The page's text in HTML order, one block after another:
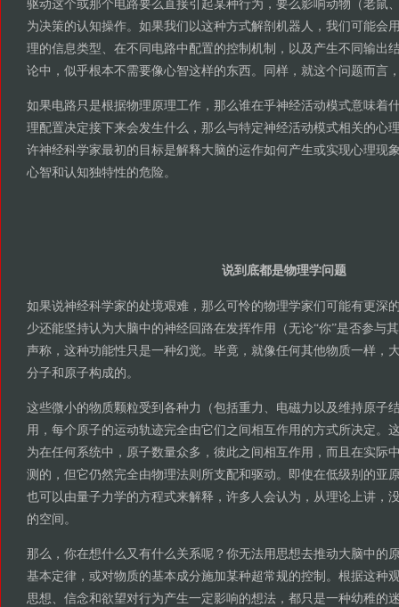
驱动这个或那个电路要么直接引起某种行为，要么影响动物（老鼠
为决策的认知操作。如果我们以这种方式解剖机器人，我们可能会
理的信息类型、在不同电路中配置的控制机制，以及产生不同输出
论中，似乎根本不需要像心智这样的东西。同样，就这个问题而言
如果电路只是根据物理原理工作，那么谁在乎神经活动模式意味着
理配置决定接下来会发生什么，那么与特定神经活动模式相关的心
许神经科学家最初的目标是解释大脑的运作如何产生或实现心理现
心智和认知独特性的危险。
说到底都是物理学问题
如果说神经科学家的处境艰难，那么可怜的物理学家们可能有更深
少还能坚持认为大脑中的神经回路在发挥作用（无论“你”是否参与
声称，这种功能性只是一种幻觉。毕竟，就像任何其他物质一样，
分子和原子构成的。
这些微小的物质颗粒受到各种力（包括重力、电磁力以及维持原子
用，每个原子的运动轨迹完全由它们之间相互作用的方式所决定。
为在任何系统中，原子数量众多，彼此之间相互作用，而且在实际
测的，但它仍然完全由物理法则所支配和驱动。即使在低级别的亚
也可以由量子力学的方程式来解释，许多人会认为，从理论上讲，
的空间。
那么，你在想什么又有什么关系呢？你无法用思想去推动大脑中的
基本定律，或对物质的基本成分施加某种超常规的控制。根据这种
思想、信念和欲望对行为产生一定影响的想法，都只是一种幼稚的